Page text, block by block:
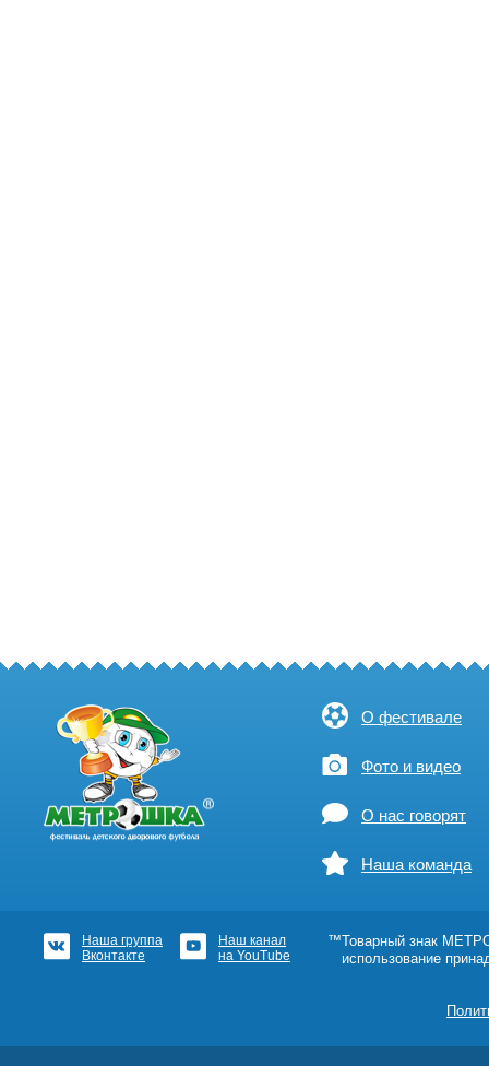
О фестивале
Фото и видео
О нас говорят
Наша команда
Наша группа
Вконтакте
Наш канал
на YouTube
™Товарный знак
использование